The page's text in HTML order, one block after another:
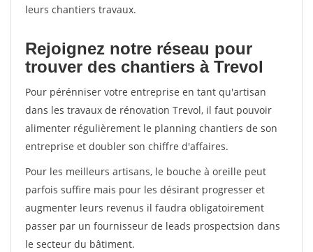
leurs chantiers travaux.
Rejoignez notre réseau pour
trouver des chantiers à Trevol
Pour pérénniser votre entreprise en tant qu'artisan
dans les travaux de rénovation Trevol, il faut pouvoir
alimenter régulièrement le planning chantiers de son
entreprise et doubler son chiffre d'affaires.
Pour les meilleurs artisans, le bouche à oreille peut
parfois suffire mais pour les désirant progresser et
augmenter leurs revenus il faudra obligatoirement
passer par un fournisseur de leads prospectsion dans
le secteur du bâtiment.